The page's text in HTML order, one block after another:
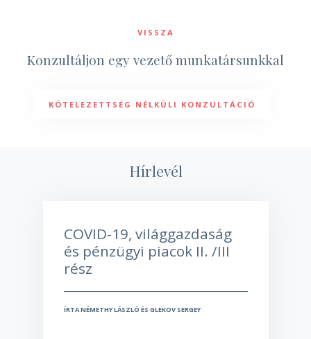
VISSZA
Konzultáljon egy vezető munkatársunkkal
KÖTELEZETTSÉG NÉLKÜLI KONZULTÁCIÓ
Hírlevél
COVID-19, világgazdaság
és pénzügyi piacok II. /III
rész
ÍRTA NÉMETHY LÁSZLÓ ÉS GLEKOV SERGEY